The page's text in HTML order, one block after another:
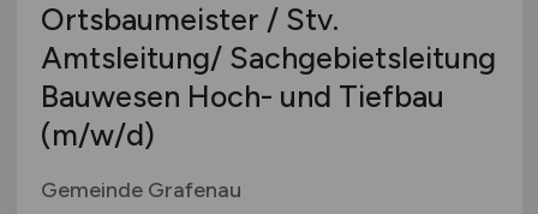
Ortsbaumeister / Stv.
Amtsleitung/ Sachgebietsleitung
Bauwesen Hoch- und Tiefbau
(m/w/d)
Gemeinde Grafenau